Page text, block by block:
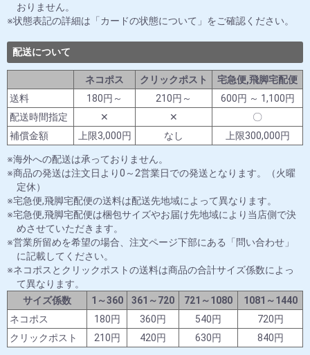
おりません。
状態表記の詳細は「カードの状態について」をご確認ください。
配送について
ネコポス クリックポスト
宅急便,飛脚宅配便
送料
180円～ 210円～
600円 ～ 1,100円
配送時間指定
✕ ✕
〇
補償金額
上限3,000円 なし 上限300,000円
海外への配送は承っておりません。
商品の発送は注文日より0～2営業日での発送となります。（火曜
定休）
宅急便,飛脚宅配便の送料は配送先地域によって異なります。
宅急便,飛脚宅配便は梱包サイズやお届け先地域により当店側で決
めさせていただきます。
営業所留めを希望の場合、注文ページ下部にある「問い合わせ」
に記載してください。
ネコポスとクリックポストの送料は商品の合計サイズ係数によっ
て異なります。
サイズ係数
1～360 361～720 721～1080
1081～1440
ネコポス
180円 360円 540円
720円
クリックポスト
210円 420円 630円 840円